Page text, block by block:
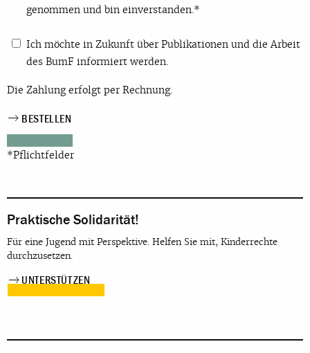
genommen und bin einverstanden.*
Ich möchte in Zukunft über Publikationen und die Arbeit
des BumF informiert werden.
Die Zahlung erfolgt per Rechnung.
*Pflichtfelder
Praktische Solidarität!
Für eine Jugend mit Perspektive. Helfen Sie mit, Kinderrechte
durchzusetzen.
UNTERSTÜTZEN